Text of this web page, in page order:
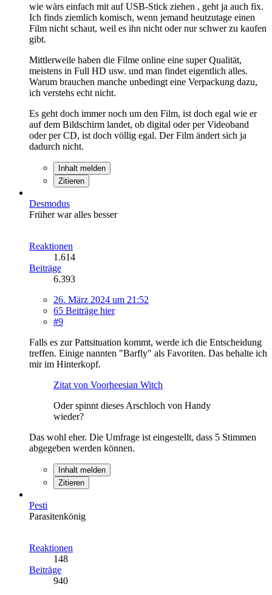
wie wärs einfach mit auf USB-Stick ziehen , geht ja auch fix.
Ich finds ziemlich komisch, wenn jemand heutzutage einen
Film nicht schaut, weil es ihn nicht oder nur schwer zu kaufen
gibt.
Mittlerweile haben die Filme online eine super Qualität,
meistens in Full HD usw. und man findet eigentlich alles.
Warum brauchen manche unbedingt eine Verpackung dazu,
ich verstehs echt nicht.
Es geht doch immer noch um den Film, ist doch egal wie er
auf dem Bildschirm landet, ob digital oder per Videoband
oder per CD, ist doch völlig egal. Der Film ändert sich ja
dadurch nicht.
Inhalt melden
Zitieren
Desmodus
Früher war alles besser
Reaktionen
1.614
Beiträge
6.393
26. März 2024 um 21:52
65 Beiträge hier
#9
Falls es zur Pattsituation kommt, werde ich die Entscheidung
treffen. Einige nannten "Barfly" als Favoriten. Das behalte ich
mir im Hinterkopf.
Zitat von Voorheesian Witch
Oder spinnt dieses Arschloch von Handy
wieder?
Das wohl eher. Die Umfrage ist eingestellt, dass 5 Stimmen
abgegeben werden können.
Inhalt melden
Zitieren
Pesti
Parasitenkönig
Reaktionen
148
Beiträge
940